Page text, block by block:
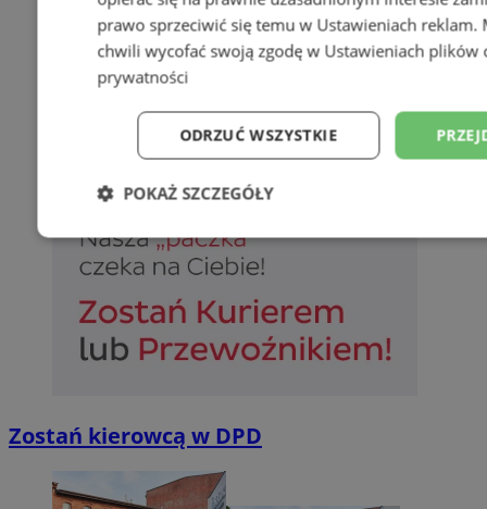
Zostań kierowcą w DPD
prawo sprzeciwić się temu w Ustawieniach reklam.
chwili wycofać swoją zgodę w Ustawieniach plików
prywatności
ODRZUĆ WSZYSTKIE
POKAŻ SZCZEGÓŁY
Niezbędne Wydajność
Niesklasyfikowane
Niezbędne Wydajność